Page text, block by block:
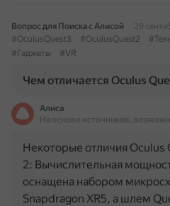
Вопрос для Поиска с Алисой
29
#OculusQuest3
#OculusQuest2
#Гаджеты
#VR
Чем отличается Oculus
Алиса
На основе источников,
Некоторые отличия Oculus
2: Вычислительная
оснащена набором
Snapdragon XR5, а шлем